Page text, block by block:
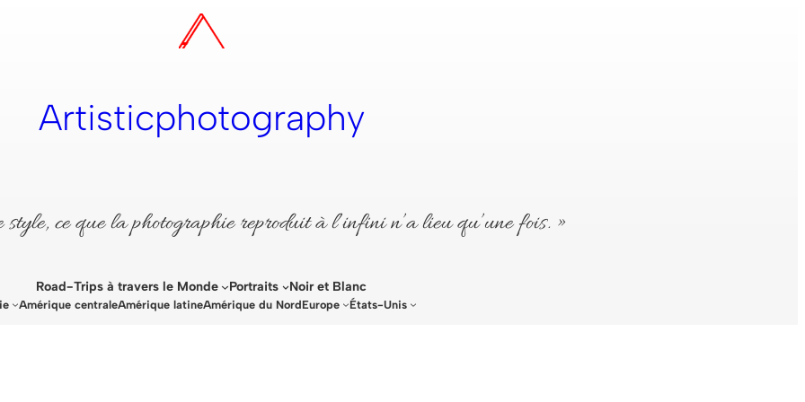
Artisticphotography
ce que la photographie reproduit à l’infini n’a lieu qu’une fois. »
Road-Trips à travers le Monde Portraits Noir et Blanc
Amérique centraleAmérique latineAmérique du NordEurope États-Unis